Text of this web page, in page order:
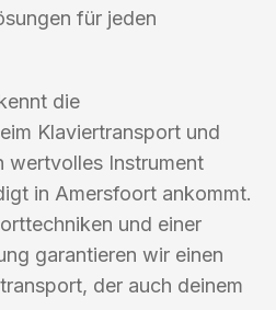
für jeden
die
Klaviertransport und
wertvolles Instrument
in Amersfoort ankommt.
und einer
garantieren wir einen
der auch deinem